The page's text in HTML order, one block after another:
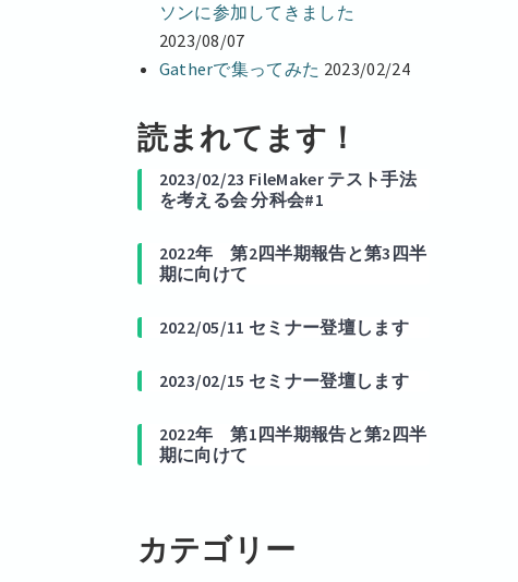
ソンに参加してきました
2023/08/07
Gatherで集ってみた 2023/02/24
読まれてます！
2023/02/23 FileMaker テスト手法
を考える会 分科会#1
2022年 第2四半期報告と第3四半
期に向けて
2022/05/11 セミナー登壇します
2023/02/15 セミナー登壇します
2022年 第1四半期報告と第2四半
期に向けて
カテゴリー